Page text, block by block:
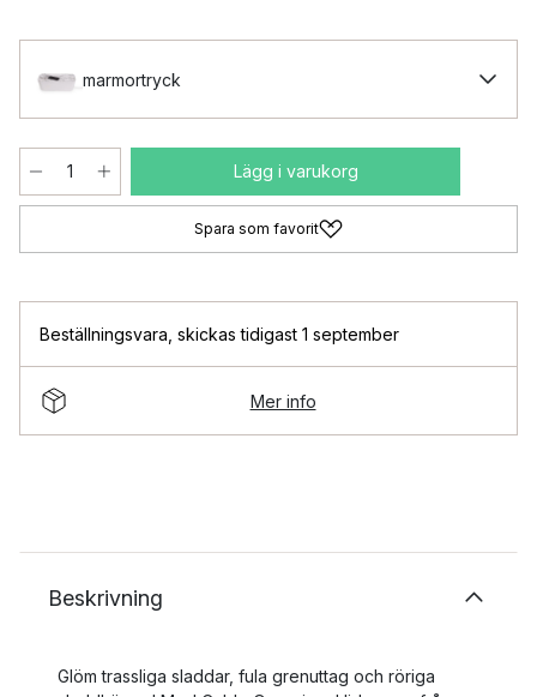
marmortryck
Lägg i varukorg
Spara som favorit
Beställningsvara skickas tidigast 1 september
Mer info
Beskrivning
Glöm trassliga sladdar, fula grenuttag och röriga